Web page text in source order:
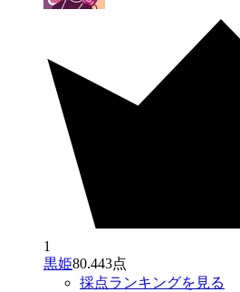
1
黒姫80.443点
採点ランキングを見る